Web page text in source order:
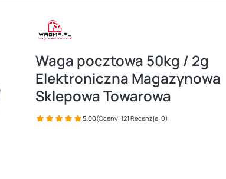
Waga pocztowa 50kg / 2g
Elektroniczna Magazynowa
Sklepowa Towarowa
5.00(Oceny: 121 Recenzje: 0)